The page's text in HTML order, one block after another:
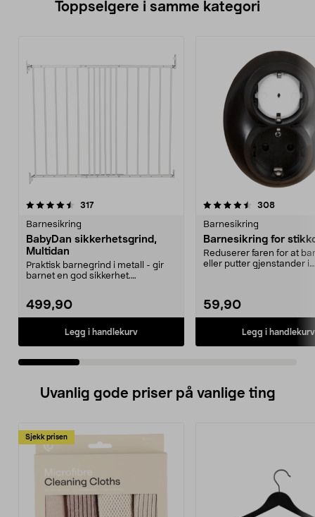
Toppselgere i samme kategori
317anmeldelser
Barnesikring
BabyDan sikkerhetsgrind,
Multidan
Praktisk barnegrind i metall - gir
barnet en god sikkerhet.
499,90
Legg i handlekurv
4.5 av 5 stjerner 308
Barnesikring
Barnesikring for
Reduserer faren for at
eller putter gjenstander i
59,90
Legg i handlekurv
4.5 av 5 stjerner
Uvanlig gode priser på vanlige ting
Sjekk prisen